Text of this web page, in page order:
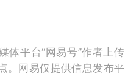
体平台“网易号”作者上传
。网易仅提供信息发布平